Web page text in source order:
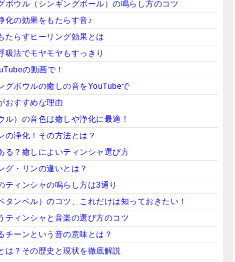
ボウル（シンギングボール）の鳴らし方のコツ
化の効果をもたらす音♪
たらすヒーリング効果とは
吸法でモヤモヤもすっきり
の動画で！
グボウルの癒しの音をYouTubeで
おすすめな理由
ル）の音色は癒しや浄化に最適！
の浄化！その方法とは？
る？癒しによいティンシャ選び方
グ・リンの違いとは？
ティンシャの鳴らし方は3通り
タンベル）のコツ、これだけは知っておきたい！
ティンシャと音楽の選び方のコツ
チーンという音の意味とは？
は？その歴史と現状を徹底解説